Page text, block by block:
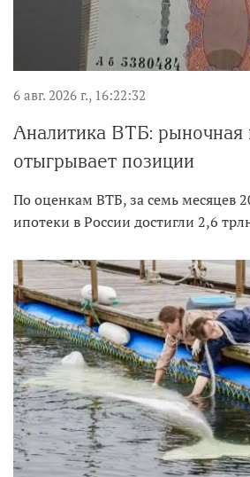
6 авг. 2026 г., 16:22:32
Аналитика ВТБ: рыночная
отыгрывает позиции
По оценкам ВТБ, за семь месяцев
ипотеки в России достигли 2,6